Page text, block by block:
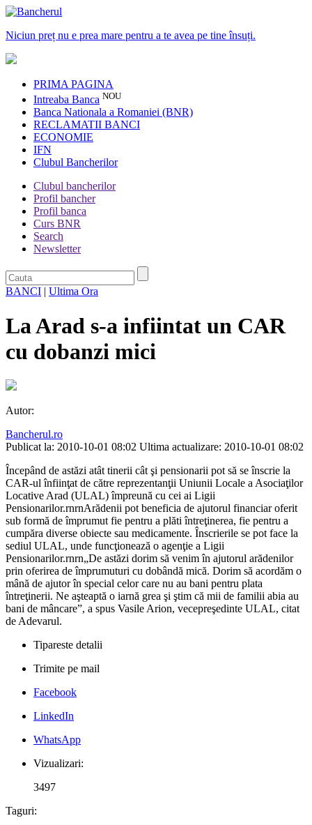
Niciun preț nu e prea mare pentru a te avea pe tine însuți.
PRIMA PAGINA
Intreaba Banca NOU
Banca Nationala a Romaniei (BNR)
RECLAMATII BANCI
ECONOMIE
IFN
Clubul Bancherilor
Clubul bancherilor
Profil bancher
Profil banca
Curs BNR
Search
Newsletter
BANCI | Ultima Ora
La Arad s-a infiintat un CAR
cu dobanzi mici
Autor:
Bancherul.ro
Publicat la: 2010-10-01 08:02 Ultima actualizare: 2010-10-01 08:02
Începând de astăzi atât tinerii cât şi pensionarii pot să se înscrie la
CAR-ul înfiinţat de către reprezentanţii Uniunii Locale a Asociaţilor
Locative Arad (ULAL) împreună cu cei ai Ligii
Pensionarilor.rnrnArădenii pot beneficia de ajutorul financiar oferit
sub formă de împrumut fie pentru a plăti întreţinerea, fie pentru a
cumpăra diverse obiecte sau medicamente. Înscrierile se pot face la
sediul ULAL, unde funcţionează o agenţie a Ligii
Pensionarilor.rnrn„De astăzi dorim să venim în ajutorul arădenilor
prin oferirea de împrumuturi cu dobândă mică. Dorim să acordăm o
mână de ajutor în special celor care nu au bani pentru plata
întreţinerii. Ne aşteaptă o iarnă grea şi ştim că mii de familii abia au
bani de mâncare”, a spus Vasile Arion, vecepreşedinte ULAL, citat
de Adevarul.
Tipareste detalii
Trimite pe mail
Facebook
LinkedIn
WhatsApp
Vizualizari:
3497
Taguri: